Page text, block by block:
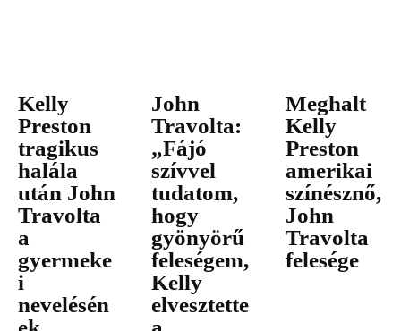
Kelly
Preston
tragikus
halála
után John
Travolta
a
gyermeke
i
nevelésén
John
Travolta:
„Fájó
szívvel
tudatom,
hogy
gyönyörű
feleségem,
Kelly
elvesztette
Meghalt
Kelly
Preston
amerikai
színésznő,
John
Travolta
felesége